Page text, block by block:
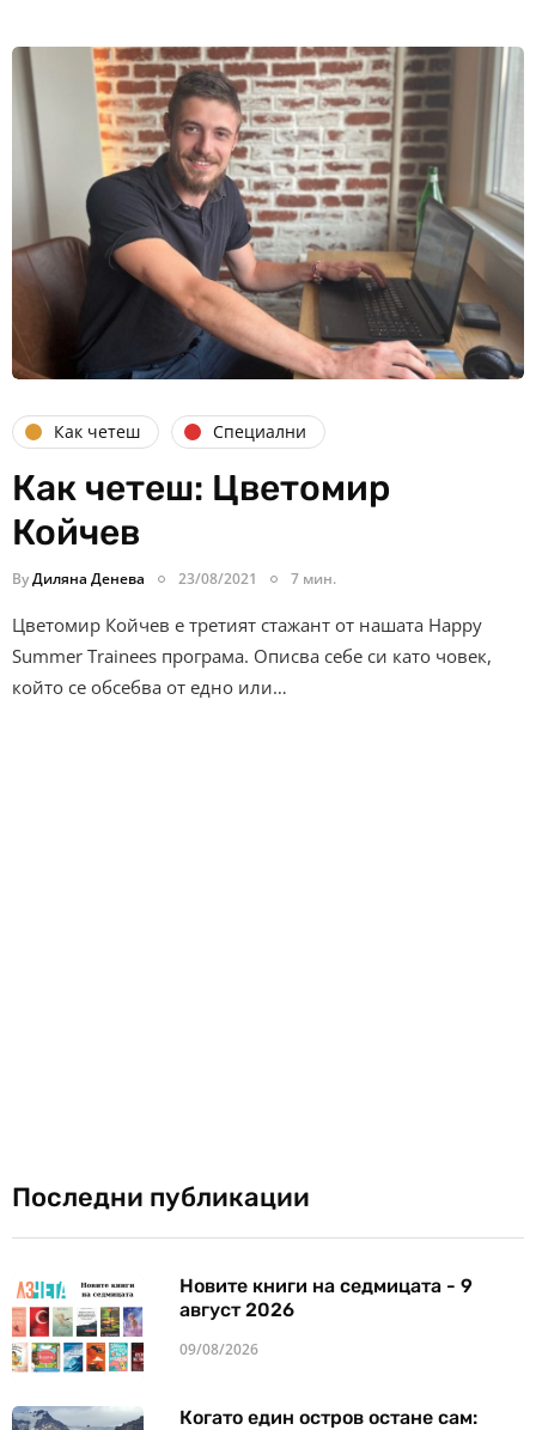
Как четеш Специални
Как четеш: Цветомир
Койчев
ByДиляна Денева 23/08/2021 7 мин.
Цветомир Койчев е третият стажант от нашата Happy
Summer Trainees програма. Описва себе си като човек,
който се обсебва от едно или…
Последни публикации
Новите книги на седмицата - 9
август 2026
09/08/2026
Когато един остров остане сам: